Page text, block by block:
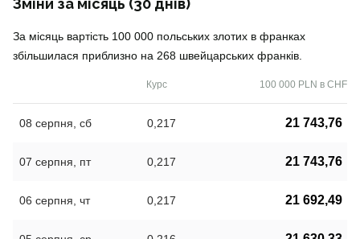
Зміни за місяць (30 днів)
За місяць вартість 100 000 польських злотих в франках
збільшилася приблизно на 268 швейцарських франків.
Курс 100 000 PLN в CHF
08 серпня, сб 0,217 21 743,76
07 серпня, пт 0,217 21 743,76
06 серпня, чт 0,217 21 692,49